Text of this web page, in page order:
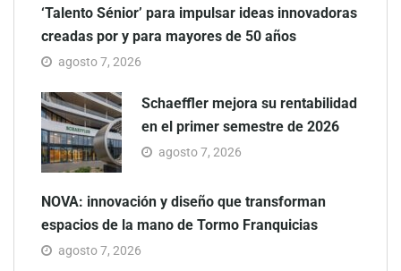
‘Talento Sénior’ para impulsar ideas innovadoras
creadas por y para mayores de 50 años
agosto 7, 2026
Schaeffler mejora su rentabilidad
en el primer semestre de 2026
agosto 7, 2026
NOVA: innovación y diseño que transforman
espacios de la mano de Tormo Franquicias
agosto 7, 2026